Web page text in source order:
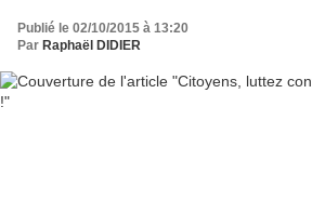
Publié le 02/10/2015 à 13:20
Par Raphaël DIDIER